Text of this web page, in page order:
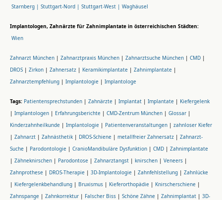
Starnberg | Stuttgart-Nord | Stuttgart-West | Waghäusel
Implantologen, Zahnärzte für Zahnimplantate in österreichischen Städten:
Wien
Zahnarzt München | Zahnarztpraxis München | Zahnarztsuche München | CMD |
DROS | Zirkon | Zahnersatz | Keramikimplantate | Zahnimplantate |
Zahnarztempfehlung | Implantologie | Implantologe
Tags: Patientensprechstunden | Zahnärzte | Implantat | Implantate | Kiefergelenk
| Implantologen | Erfahrungsberichte | CMD-Zentrum München | Glossar |
Kinderzahnheilkunde | Implantologie | Patientenveranstaltungen | zahnloser Kiefer
| Zahnarzt | Zahnästhetik | DROS-Schiene | metallfreier Zahnersatz | Zahnarzt-
Suche | Parodontologie | CranioMandibuläre Dysfunktion | CMD | Zahnimplantate
| Zähneknirschen | Parodontose | Zahnarztangst | knirschen | Veneers |
Zahnprothese | DROS-Therapie | 3D-Implantologie | Zahnfehlstellung | Zahnlücke
| Kiefergelenkbehandlung | Bruxismus | Kieferorthopädie | Knirscherschiene |
Zahnspange | Zahnkorrektur | Falscher Biss | Schöne Zähne | Zahnimplantat | 3D-